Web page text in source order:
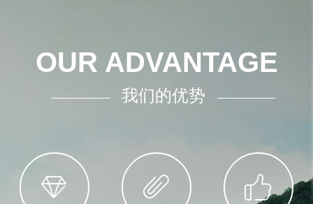
OUR ADVANTAGE
我们的优势
ꁐ ꁨ ꀧ